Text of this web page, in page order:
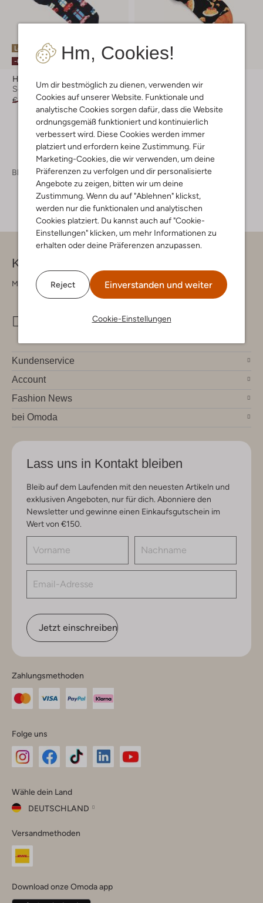
Hm, Cookies!
Um dir bestmöglich zu dienen, verwenden wir
Cookies auf unserer Website. Funktionale und
analytische Cookies sorgen dafür, dass die Website
ordnungsgemäß funktioniert und kontinuierlich
verbessert wird. Diese Cookies werden immer
platziert und erfordern keine Zustimmung. Für
Marketing-Cookies, die wir verwenden, um deine
Präferenzen zu verfolgen und dir personalisierte
Angebote zu zeigen, bitten wir um deine
Zustimmung. Wenn du auf "Ablehnen" klickst,
werden nur die funktionalen und analytischen
Cookies platziert. Du kannst auch auf "Cookie-
Einstellungen" klicken, um mehr Informationen zu
erhalten oder deine Präferenzen anzupassen.
Reject Einverstanden und weiter
Cookie-Einstellungen
Letzter Artikel
-65%
Happy Socks
Socken
€ 11,95 € 3,99
Letzte Größen
-50%
Socken
€ 9,95 € 4,99
Black Friday
Kontakt
Montag - Freitag 09:00 - 17:00 uur
info@omoda.de
Kundenservice
Account
Fashion News
bei Omoda
Lass uns in Kontakt bleiben
Bleib auf dem Laufenden mit den neuesten Artikeln und
exklusiven Angeboten, nur für dich. Abonniere den
Newsletter und gewinne einen Einkaufsgutschein im
Wert von €150.
Jetzt einschreiben
Zahlungsmethoden
Folge uns
Instagram
Facebook
TikTok
Wähle dein Land
DEUTSCHLAND
dein
Land
Belgique(Français)
Versandmethoden
Download onze Omoda app